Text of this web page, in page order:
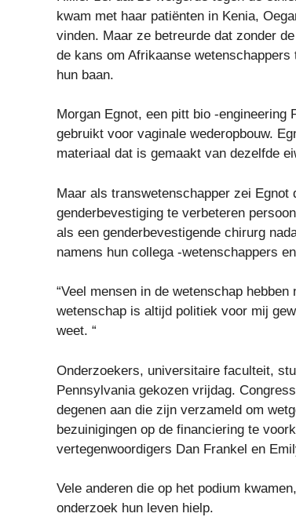
kwam met haar patiënten in Kenia,
vinden. Maar ze betreurde dat zonder
de kans om Afrikaanse
hun baan.
Morgan Egnot, een pitt bio -engineering
gebruikt voor vaginale wederopbouw.
materiaal dat is gemaakt van dezelfde
Maar als transwetenschapper zei
genderbevestiging te verbeteren
als een genderbevestigende chirurg
namens hun collega -wetenschappers
“Veel mensen in de wetenschap
wetenschap is altijd politiek voor mij
weet. “
Onderzoekers, universitaire faculteit,
Pennsylvania gekozen vrijdag.
degenen aan die zijn verzameld om
bezuinigingen op de financiering te
vertegenwoordigers Dan Frankel en
Vele anderen die op het podium
onderzoek hun leven hielp.